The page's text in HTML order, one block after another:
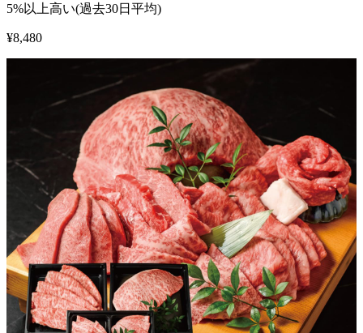
5%以上高い(過去30日平均)
¥8,480